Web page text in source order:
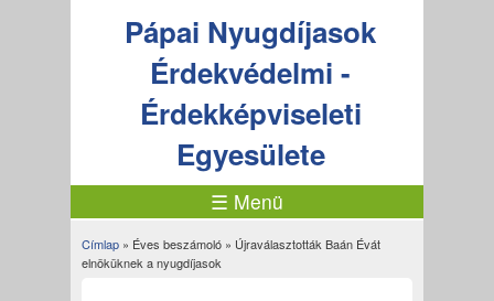
Pápai Nyugdíjasok
Érdekvédelmi -
Érdekképviseleti
Egyesülete
☰ Menü
Jelenlegi hely
Címlap» Éves beszámoló» Újraválasztották Baán Évát
elnöküknek a nyugdíjasok